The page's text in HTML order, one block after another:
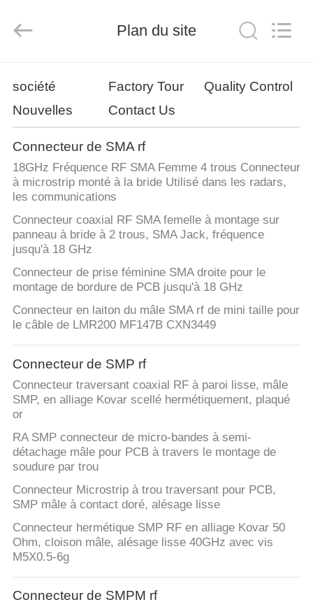
PRODUITS
AU
SUJET
DE
NOUS
VISITE
D'USINE
CONTRÔLE
DE
QUALITÉ
CONTACTEZ-
NOUS
NOUVELLES
DEMANDEZ
UNE
CITATION
Electronics
Plan du site
société Factory Tour
Quality Control
Nouvelles
Contact Us
Connecteur de SMA rf
18GHz Fréquence RF SMA Femme 4 trous Connecteur
à microstrip monté à la bride Utilisé dans les radars,
les communications
Connecteur coaxial RF SMA femelle à montage sur
panneau à bride à 2 trous, SMA Jack, fréquence
jusqu'à 18 GHz
Connecteur de prise féminine SMA droite pour le
montage de bordure de PCB jusqu'à 18 GHz
Connecteur en laiton du mâle SMA rf de mini taille pour
le câble de LMR200 MF147B CXN3449
Connecteur de SMP rf
Connecteur traversant coaxial RF à paroi lisse, mâle
SMP, en alliage Kovar scellé hermétiquement, plaqué
or
RA SMP connecteur de micro-bandes à semi-
détachage mâle pour PCB à travers le montage de
soudure par trou
Connecteur Microstrip à trou traversant pour PCB,
SMP mâle à contact doré, alésage lisse
Connecteur hermétique SMP RF en alliage Kovar 50
Ohm, cloison mâle, alésage lisse 40GHz avec vis
M5X0.5-6g
Connecteur de SMPM rf